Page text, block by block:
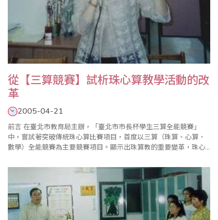
從【三算競賽】試析珠心算教學活動的改
革
2005-04-21
前言 在臺北市教育局主辦，「臺北市市長杯學生三算全能競賽」
中，嘗試著突破傳統珠心算比賽項目，首度以三算（珠算、心算、
數學）全能競賽為主要競賽項目。顯示出珠算教的重要變革，珠心
我們要如何因應？要如何調整？都值得我們深思，這裡筆者謹以三
算競賽對個人在教學方面的一些啟發，試著分析教學活動設計，期
待能以拋磚引玉的方式，..